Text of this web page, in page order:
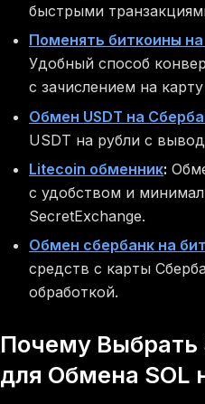
быстрыми
Поменять биткоины
Удобный способ
с зачислением на
Обмен USDT на
USDT на рубли с
Litecoin обменник:
с удобством и
SecretExchange.
Обмен сбербанк на
средств с карты
обработкой.
Почему Выбрать
для Обмена SOL